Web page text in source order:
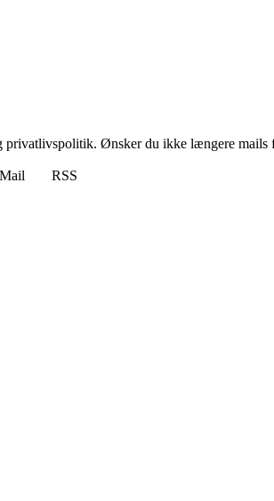
Ønsker du ikke længere mails
Mail
RSS